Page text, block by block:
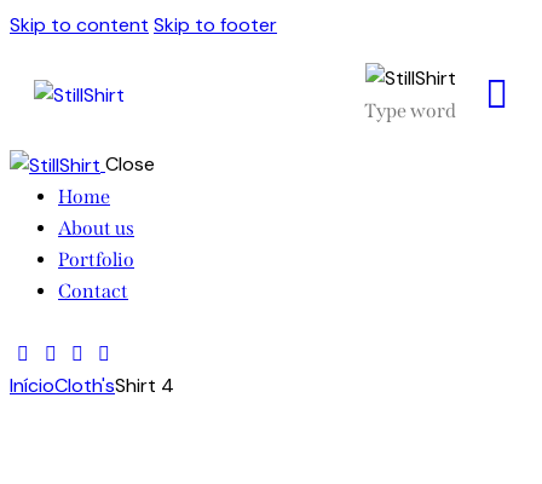
Skip to content Skip to footer
Close
Home
About us
Portfolio
Contact
InícioCloth'sShirt 4